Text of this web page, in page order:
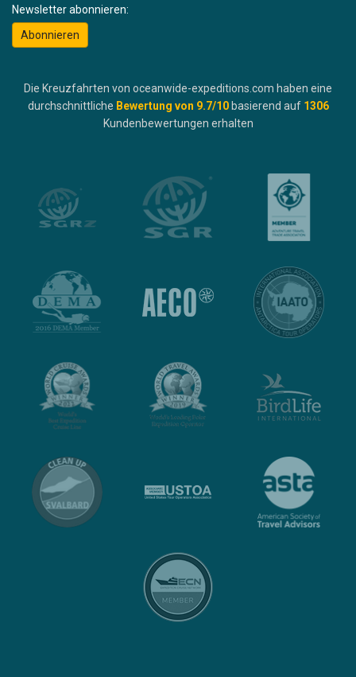
Newsletter abonnieren:
Abonnieren
Die Kreuzfahrten von oceanwide-expeditions.com haben eine
durchschnittliche Bewertung von 9.7/10 basierend auf 1306
Kundenbewertungen erhalten